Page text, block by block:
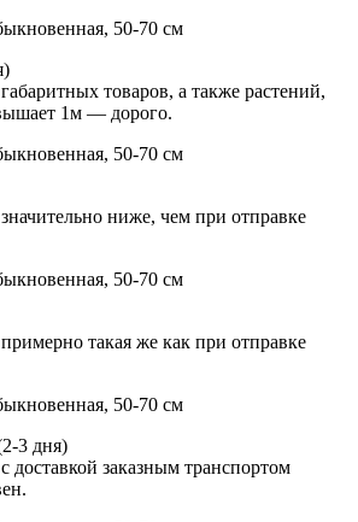
товаров, а также растений,
1м — дорого.
ниже, чем при отправке
такая же как при отправке
3 дня)
доставкой заказным транспортом